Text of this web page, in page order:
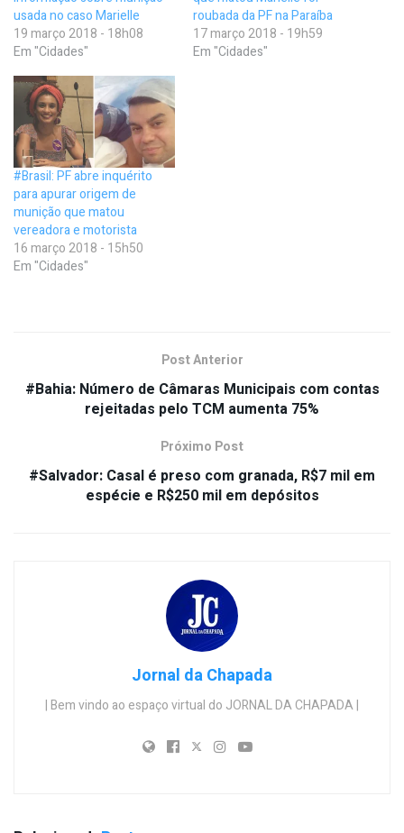
usada no caso Marielle
19 março 2018 - 18h08
Em "Cidades"
roubada da PF na Paraíba
17 março 2018 - 19h59
Em "Cidades"
#Brasil: PF abre inquérito
para apurar origem de
munição que matou
vereadora e motorista
16 março 2018 - 15h50
Em "Cidades"
Post Anterior
#Bahia: Número de Câmaras Municipais com contas
rejeitadas pelo TCM aumenta 75%
Próximo Post
#Salvador: Casal é preso com granada, R$7 mil em
espécie e R$250 mil em depósitos
Jornal da Chapada
| Bem vindo ao espaço virtual do JORNAL DA CHAPADA |